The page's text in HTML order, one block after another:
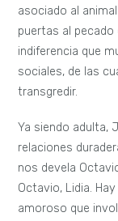
luz de nuestro
de la soledad y el
inmigrante en
El triángulo
verdaderas
Octavio figurando
después de una
percibir que
absolutas y que